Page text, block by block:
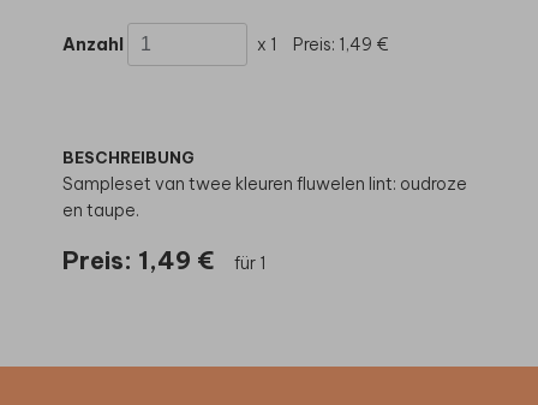
Anzahl x 1 Preis: 1,49 €
BESCHREIBUNG
Sampleset van twee kleuren fluwelen lint: oudroze
en taupe.
Preis: 1,49 € für 1